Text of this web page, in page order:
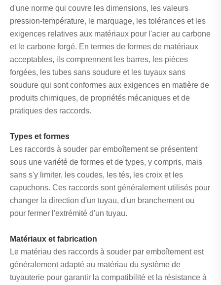
d'une norme qui couvre les dimensions, les valeurs
pression-température, le marquage, les tolérances et les
exigences relatives aux matériaux pour l'acier au carbone
et le carbone forgé. En termes de formes de matériaux
acceptables, ils comprennent les barres, les pièces
forgées, les tubes sans soudure et les tuyaux sans
soudure qui sont conformes aux exigences en matière de
produits chimiques, de propriétés mécaniques et de
pratiques des raccords.
Types et formes
Les raccords à souder par emboîtement se présentent
sous une variété de formes et de types, y compris, mais
sans s'y limiter, les coudes, les tés, les croix et les
capuchons. Ces raccords sont généralement utilisés pour
changer la direction d'un tuyau, d'un branchement ou
pour fermer l'extrémité d'un tuyau.
Matériaux et fabrication
Le matériau des raccords à souder par emboîtement est
généralement adapté au matériau du système de
tuyauterie pour garantir la compatibilité et la résistance à